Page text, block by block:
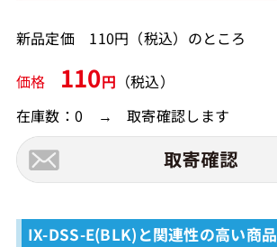
新品定価 110円（税込）のところ
価格 110円 （税込）
在庫数：0 → 取寄確認します
IX-DSS-E(BLK)と関連性の高い商品